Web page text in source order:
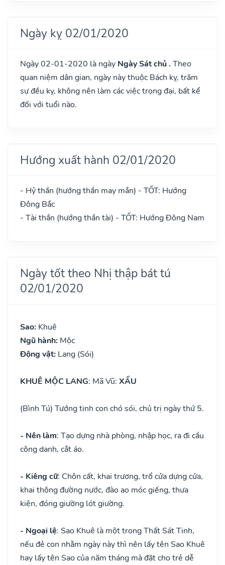
Ngày kỵ 02/01/2020
Ngày 02-01-2020 là ngày Ngày Sát chủ . Theo
quan niệm dân gian, ngày này thuộc Bách kỵ, trăm
sự đều kỵ, không nên làm các việc trọng đại, bất kể
đối với tuổi nào.
Hướng xuất hành 02/01/2020
- Hỷ thần (hướng thần may mắn) - TỐT: Hướng
Đông Bắc
- Tài thần (hướng thần tài) - TỐT: Hướng Đông Nam
Ngày tốt theo Nhị thập bát tú
02/01/2020
Sao: Khuê
Ngũ hành: Mộc
Động vật: Lang (Sói)
KHUÊ MỘC LANG: Mã Vũ: XẤU
(Bình Tú) Tướng tinh con chó sói, chủ trị ngày thứ 5.
- Nên làm: Tạo dựng nhà phòng, nhập học, ra đi cầu
công danh, cắt áo.
- Kiêng cữ: Chôn cất, khai trương, trổ cửa dựng cửa,
khai thông đường nước, đào ao móc giếng, thưa
kiện, đóng giường lót giường.
- Ngoại lệ: Sao Khuê là một trong Thất Sát Tinh,
nếu đẻ con nhằm ngày này thì nên lấy tên Sao Khuê
hay lấy tên Sao của năm tháng mà đặt cho trẻ dễ